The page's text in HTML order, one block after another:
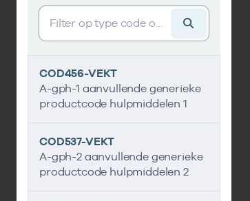
Vind gegevens&shy;element
COD456-VEKT
A-gph-1 aanvullende generieke
productcode hulpmiddelen 1
COD537-VEKT
A-gph-2 aanvullende generieke
productcode hulpmiddelen 2